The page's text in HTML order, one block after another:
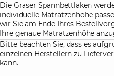
Die Graser Spannbettlaken
individuelle Matratzenhöhe
wir Sie am Ende Ihres
Ihre genaue Matratzenhöhe
Gewähr, dass die
Waschen perfekt Ihre Matratze
Bitte beachten Sie, dass es
einzelnen Herstellern zu
kann.